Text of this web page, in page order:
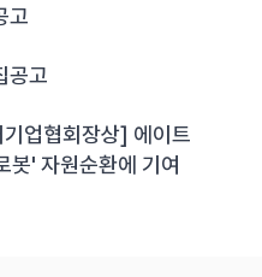
고
공고
업협회장상] 에이트
봇' 자원순환에 기여